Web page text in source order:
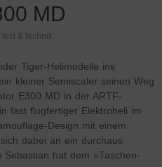
MD
test & technik
Tiger-Helimodelle ins
kleiner Semiscaler seinen Weg
E300 MD in der ARTF-
fast flugfertiger Elektroheli im
Design mit einem
dabei an ein durchaus
Sebastian hat dem »Taschen-